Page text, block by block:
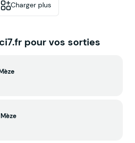
Charger plus
pour vos sorties